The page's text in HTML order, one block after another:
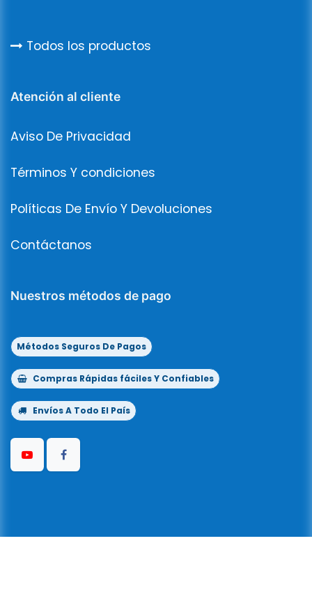
Todos los productos
Atención al cliente
Aviso De Privacidad
Términos Y condiciones
Políticas De Envío Y Devoluciones
Contáctanos
Nuestros métodos de pago
Métodos Seguros De Pagos
Compras Rápidas fáciles Y Confiables
Envíos A Todo El País